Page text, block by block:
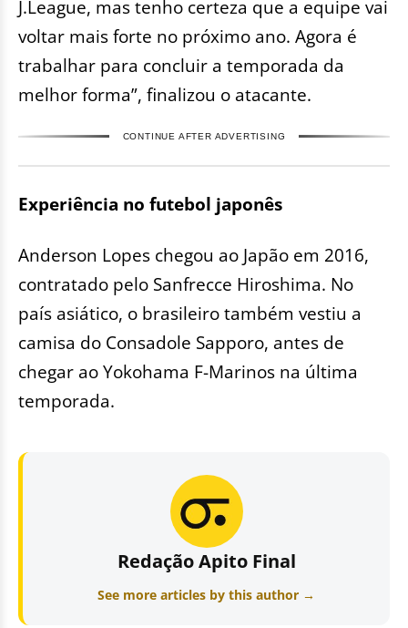
J.League, mas tenho certeza que a equipe vai
voltar mais forte no próximo ano. Agora é
trabalhar para concluir a temporada da
melhor forma”, finalizou o atacante.
CONTINUE AFTER ADVERTISING
Experiência no futebol japonês
Anderson Lopes chegou ao Japão em 2016,
contratado pelo Sanfrecce Hiroshima. No
país asiático, o brasileiro também vestiu a
camisa do Consadole Sapporo, antes de
chegar ao Yokohama F-Marinos na última
temporada.
Redação Apito Final
See more articles by this author →